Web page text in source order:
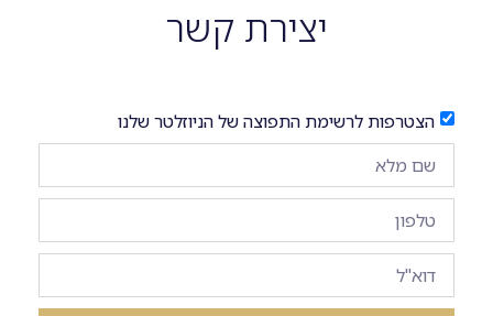
יצירת קשר
הצטרפות לרשימת התפוצה של הניוזלטר שלנו